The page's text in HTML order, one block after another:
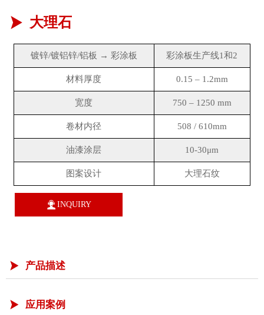
 大理石
镀锌/镀铝锌/铝板 → 彩涂板 彩涂板生产线1和2
材料厚度 0.15 – 1.2mm
宽度 750 – 1250 mm
卷材内径 508 / 610mm
油漆涂层 10-30μm
图案设计 大理石纹
INQUIRY
 产品描述
 应用案例